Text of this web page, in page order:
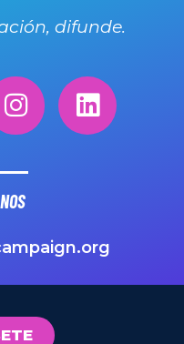
difunde.